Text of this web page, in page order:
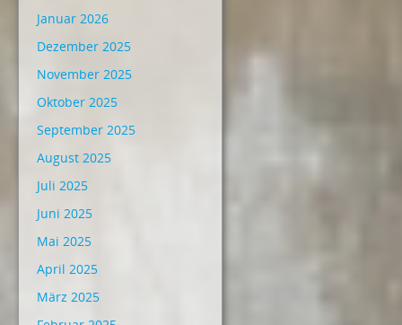
Januar 2026
Dezember 2025
November 2025
Oktober 2025
September 2025
August 2025
Juli 2025
Juni 2025
Mai 2025
April 2025
März 2025